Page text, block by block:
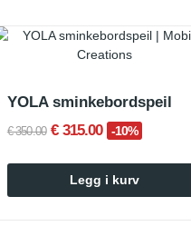
YOLA sminkebordspeil
€ 350.00 € 315.00 -10%
Legg i kurv